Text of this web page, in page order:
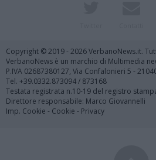
Copyright © 2019 - 2026 VerbanoNews.it.
VerbanoNews è un marchio di Multimedia
P.IVA 02687380127, Via Confalonieri 5 -
Tel. +39.0332.873094 / 873168
Testata registrata n.10-19 del registro
Direttore responsabile: Marco Giovannelli
Imp. Cookie - Cookie - Privacy